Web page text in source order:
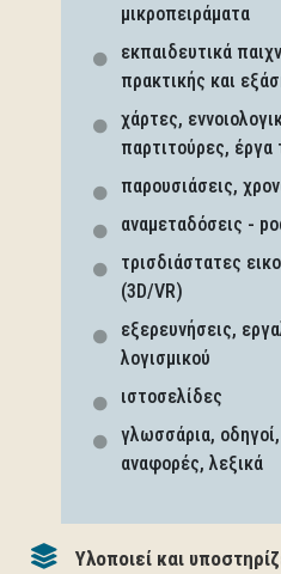
μικροπειράματα
εκπαιδευτικά
πρακτικής και
χάρτες,
παρτιτούρες, έργα
παρουσιάσεις,
αναμεταδόσεις -
τρισδιάστατες
(3D/VR)
εξερευνήσεις,
λογισμικού
ιστοσελίδες
γλωσσάρια,
αναφορές, λεξικά
Υλοποιεί και